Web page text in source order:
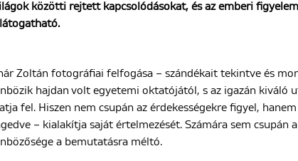
közötti rejtett kapcsolódásokat, és az emberi
Zoltán fotográfiai felfogása – szándékait tekintve és
hajdan volt egyetemi oktatójától, s az igazán kiváló
fel. Hiszen nem csupán az érdekességekre figyel,
– kialakítja saját értelmezését. Számára sem csupán
a bemutatásra méltó.